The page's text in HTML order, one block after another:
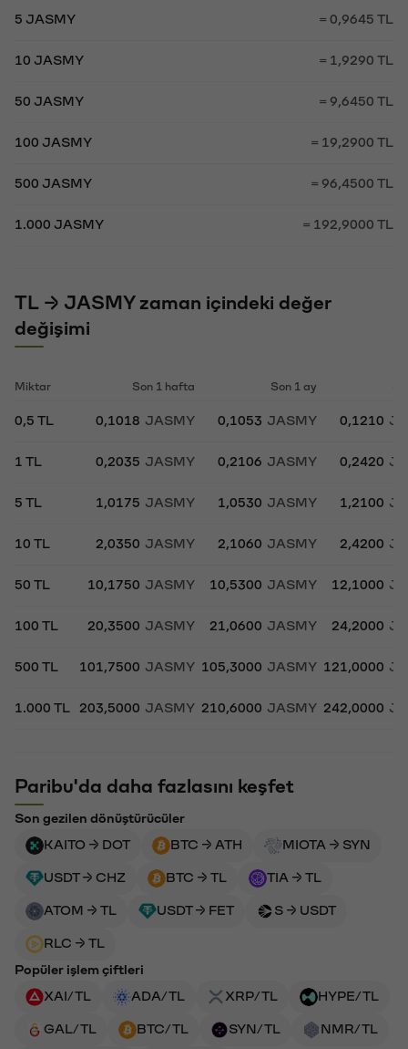
5 JASMY = 0,9645 TL
10 JASMY = 1,9290 TL
50 JASMY = 9,6450 TL
100 JASMY = 19,2900 TL
500 JASMY = 96,4500 TL
1.000 JASMY = 192,9000 TL
TL → JASMY zaman içindeki değer
değişimi
Miktar Son 1 hafta Son 1 ay
0,5 TL 0,1018 JASMY 0,1053 JASMY 0,1210
1 TL 0,2035 JASMY 0,2106 JASMY 0,2420
5 TL 1,0175 JASMY 1,0530 JASMY 1,2100
10 TL 2,0350 JASMY 2,1060 JASMY 2,4200
50 TL 10,1750 JASMY 10,5300 JASMY 12,1000
100 TL 20,3500 JASMY 21,0600 JASMY 24,2000
500 TL 101,7500 JASMY 105,3000 JASMY 121,0000
1.000 TL 203,5000 JASMY 210,6000 JASMY 242,0000
Paribu'da daha fazlasını keşfet
Son gezilen dönüştürücüler
KAITO → DOT
BTC → ATH MIOTA → SYN
USDT → CHZ BTC → TL TIA → TL
ATOM → TL USDT → FET S → USDT
RLC → TL
Popüler işlem çiftleri
XAI/TL
ADA/TL XRP/TL HYPE/TL
GAL/TL BTC/TL SYN/TL NMR/TL